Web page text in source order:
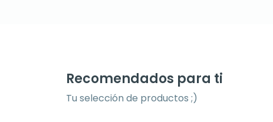
Recomendados para ti
Tu selección de productos ;)